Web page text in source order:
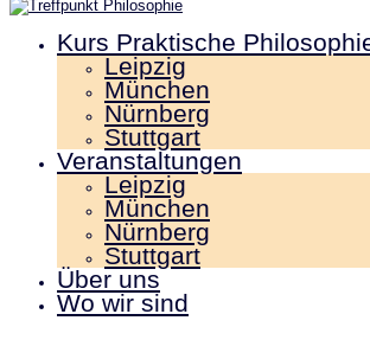
Kurs Praktische
Leipzig
München
Nürnberg
Stuttgart
Veranstaltungen
Leipzig
München
Nürnberg
Stuttgart
Über uns
Wo wir sind